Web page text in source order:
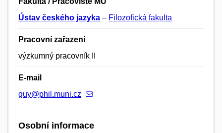
Ústav českého jazyka – Filozofická fakulta
Pracovní zařazení
výzkumný pracovník II
E-mail
guy@phil.muni.cz
Osobní informace